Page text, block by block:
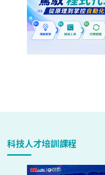
科技人才培訓課程